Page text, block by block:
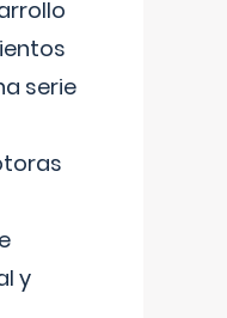
serie
y